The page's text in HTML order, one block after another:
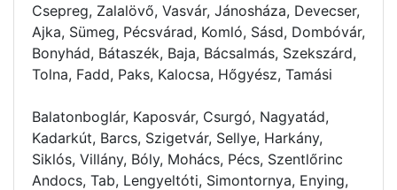
Csepreg, Zalalövő, Vasvár, Jánosháza, Devecser,
Ajka, Sümeg, Pécsvárad, Komló, Sásd, Dombóvár,
Bonyhád, Bátaszék, Baja, Bácsalmás, Szekszárd,
Tolna, Fadd, Paks, Kalocsa, Hőgyész, Tamási
Balatonboglár, Kaposvár, Csurgó, Nagyatád,
Kadarkút, Barcs, Szigetvár, Sellye, Harkány,
Siklós, Villány, Bóly, Mohács, Pécs, Szentlőrinc
Andocs, Tab, Lengyeltóti, Simontornya, Enying,